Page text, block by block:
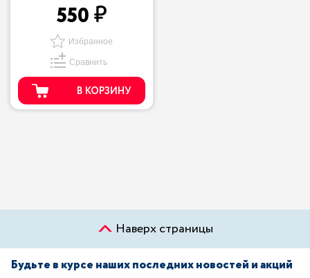
550
Избранное
Сравнить
В КОРЗИНУ
Наверх страницы
Будьте в курсе наших последних новостей и акций